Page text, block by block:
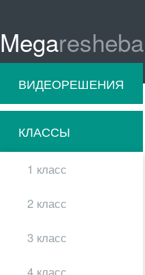
Megaresheba
ВИДЕОРЕШЕНИЯ
КЛАССЫ
1 класс
2 класс
3 класс
4 класс